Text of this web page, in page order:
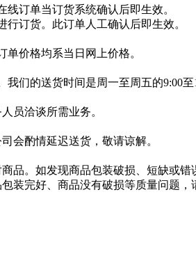
订单当订货系统确认后即生效。
订货。此订单人工确认后即生效。
价格均系当日网上价格。
们的送货时间是周一至周五的9:00
员洽谈所需业务。
会酌情延迟送货，敬请谅解。
品。如发现商品包装破损、短缺或
完好、商品没有破损等质量问题，